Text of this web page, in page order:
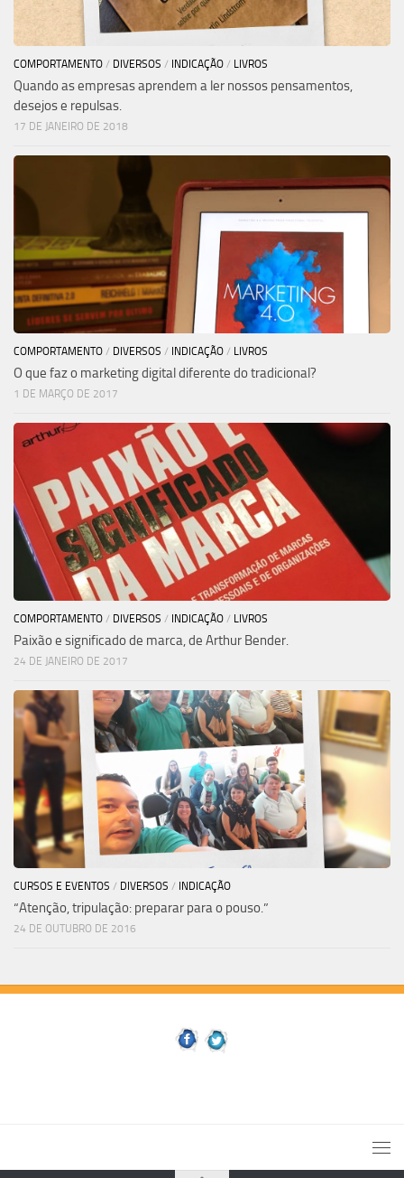
COMPORTAMENTO / DIVERSOS / INDICAÇÃO / LIVROS
Quando as empresas aprendem a ler nossos pensamentos,
desejos e repulsas.
17 DE JANEIRO DE 2018
COMPORTAMENTO / DIVERSOS / INDICAÇÃO / LIVROS
O que faz o marketing digital diferente do tradicional?
1 DE MARÇO DE 2017
COMPORTAMENTO / DIVERSOS / INDICAÇÃO / LIVROS
Paixão e significado de marca, de Arthur Bender.
24 DE JANEIRO DE 2017
CURSOS E EVENTOS / DIVERSOS / INDICAÇÃO
“Atenção, tripulação: preparar para o pouso.”
24 DE OUTUBRO DE 2016